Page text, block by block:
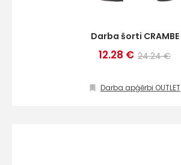
Darba šorti CRAMBE
12.28 € 24.24 €
Darba apģērbi OUTLET